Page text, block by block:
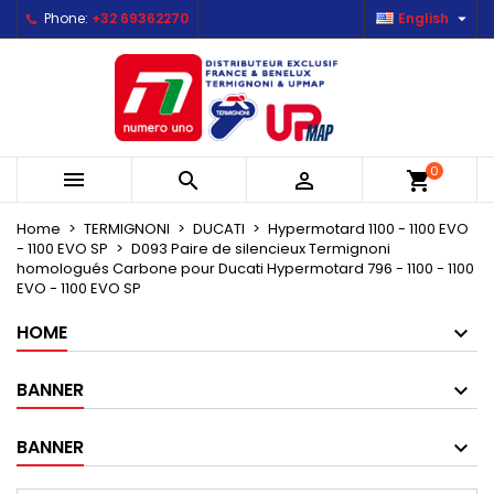
Phone: +32 69362270 English 
   shopping_cart0
Home TERMIGNONI DUCATI
Hypermotard 1100 - 1100 EVO
- 1100 EVO SP
D093 Paire de silencieux Termignoni
homologués Carbone pour Ducati Hypermotard 796 - 1100 - 1100
EVO - 1100 EVO SP
HOME
BANNER
BANNER
Mes listes d'envies ×
Créer une nouvelle liste
Create wishlist ×
Wishlist name
Sign in ×
You need to be logged in to save products in your
Cancel Sign in